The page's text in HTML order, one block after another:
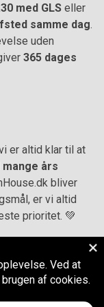
med GLS eller
samme dag
uden
365 dages
er altid klar til at
mange års
bliver
er vi altid
prioritet. 💚